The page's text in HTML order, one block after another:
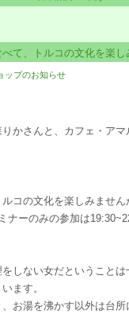
て、トルコの文化を楽
ップのお知らせ
かさんと、カフェ・ア
コの文化を楽しみません
ナーのみの参加は
しない女だということ
ます。
お湯を沸かす以外は台